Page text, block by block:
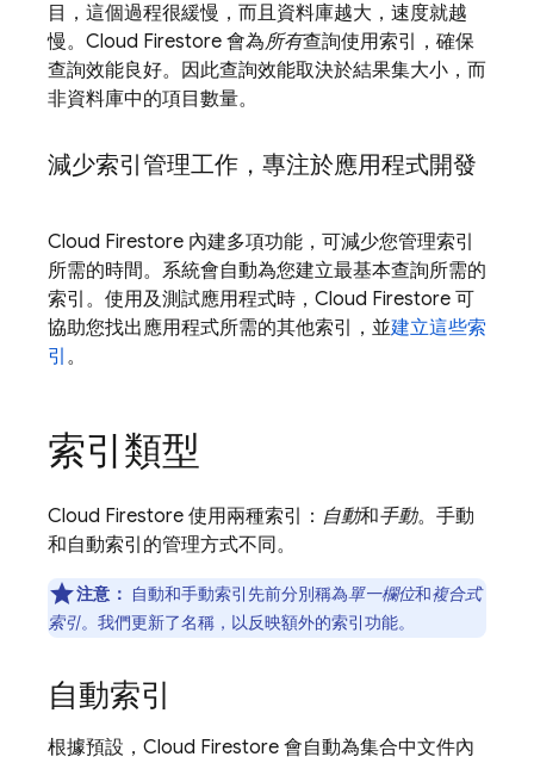
目，這個過程很緩慢，而且資料庫越大，速度就越
慢。 Cloud Firestore 會為所有查詢使用索引，確保
查詢效能良好。因此查詢效能取決於結果集大小，而
非資料庫中的項目數量。
減少索引管理工作，專注於應用程式開發
Cloud Firestore 內建多項功能，可減少您管理索引
所需的時間。系統會自動為您建立最基本查詢所需的
索引。使用及測試應用程式時， Cloud Firestore 可
協助您找出應用程式所需的其他索引，並建立這些索
引 。
索引類型
Cloud Firestore 使用兩種索引： 自動和手動。手動
和自動索引的管理方式不同。
注意： 自動和手動索引先前分別稱為單一欄位和複合式
索引。我們更新了名稱，以反映額外的索引功能。
自動索引
根據預設， Cloud Firestore 會自動為集合中文件內